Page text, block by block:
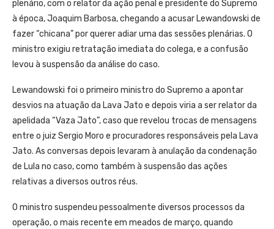
plenário, com o relator da ação penal e presidente do Supremo
à época, Joaquim Barbosa, chegando a acusar Lewandowski de
fazer “chicana” por querer adiar uma das sessões plenárias. O
ministro exigiu retratação imediata do colega, e a confusão
levou à suspensão da análise do caso.
Lewandowski foi o primeiro ministro do Supremo a apontar
desvios na atuação da Lava Jato e depois viria a ser relator da
apelidada “Vaza Jato”, caso que revelou trocas de mensagens
entre o juiz Sergio Moro e procuradores responsáveis pela Lava
Jato. As conversas depois levaram à anulação da condenação
de Lula no caso, como também à suspensão das ações
relativas a diversos outros réus.
O ministro suspendeu pessoalmente diversos processos da
operação, o mais recente em meados de março, quando